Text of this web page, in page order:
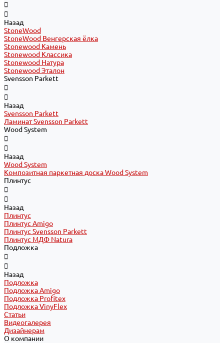
Назад
StoneWood
StoneWood Венгерская ёлка
Stonewood Камень
Stonewood Классика
Stonewood Натура
Stonewood Эталон
Svensson Parkett
Назад
Svensson Parkett
Ламинат Svensson Parkett
Wood System
Назад
Wood System
Композитная паркетная доска Wood System
Плинтус
Назад
Плинтус
Плинтус Amigo
Плинтус Svensson Parkett
Плинтус МДФ Natura
Подложка
Назад
Подложка
Подложка Amigo
Подложка Profitex
Подложка VinyFlex
Статьи
Видеогалерея
Дизайнерам
О компании